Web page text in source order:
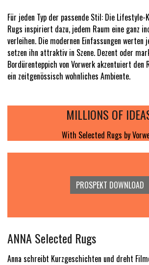
Für jeden Typ der passende Stil: Die
Rugs inspiriert dazu, jedem Raum eine ganz
verleihen. Die modernen Einfassungen werten
setzen ihn attraktiv in Szene. Dezent oder
Bordürenteppich von Vorwerk akzentuiert den
ein zeitgenössisch wohnliches Ambiente.
MILLIONS OF
With Selected Rugs by
PROSPEKT DOWNLOAD
ANNA Selected Rugs
Anna schreibt Kurzgeschichten und dreht